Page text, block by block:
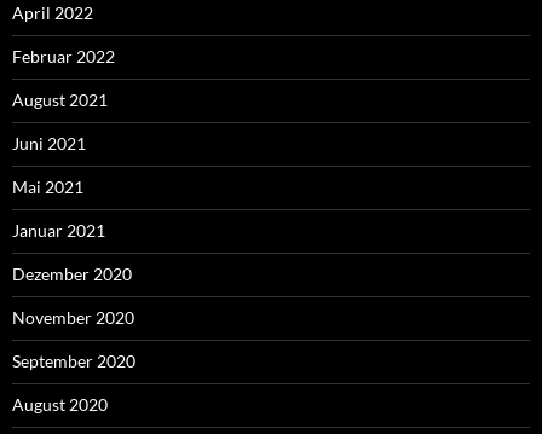
April 2022
Februar 2022
August 2021
Juni 2021
Mai 2021
Januar 2021
Dezember 2020
November 2020
September 2020
August 2020